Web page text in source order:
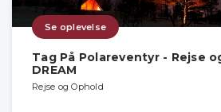
Se oplevelse
Tag På Polareventyr - Rejse
DREAM
Rejse og Ophold